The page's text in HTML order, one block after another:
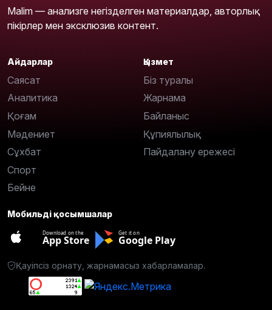
Malim — анализге негізделген материалдар, авторлық
пікірлер мен эксклюзив контент.
Айдарлар
Саясат
Аналитика
Қоғам
Мәдениет
Сұхбат
Спорт
Бейне
Қызмет
Біз туралы
Жарнама
Байланыс
Құпиялылық
Пайдалану ережесі
Мобильді қосымшалар
Download on the
App Store
Get it on
Google Play
Қауіпсіз орнату, жарнамасыз хабарламалар.